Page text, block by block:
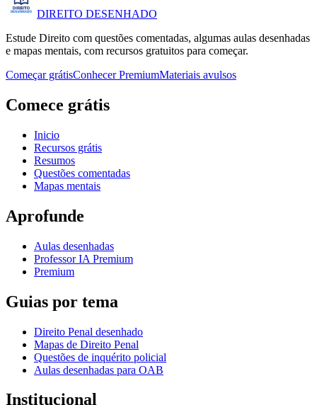
DIREITO DESENHADO
Estude Direito com questões comentadas, algumas aulas desenhadas
e mapas mentais, com recursos gratuitos para começar.
Começar grátisConhecer PremiumMateriais avulsos
Comece grátis
Inicio
Recursos grátis
Resumos
Questões comentadas
Mapas mentais
Aprofunde
Aulas desenhadas
Professor IA Premium
Premium
Guias por tema
Direito Penal desenhado
Mapas de Direito Penal
Questões de inquérito policial
Aulas desenhadas para OAB
Institucional